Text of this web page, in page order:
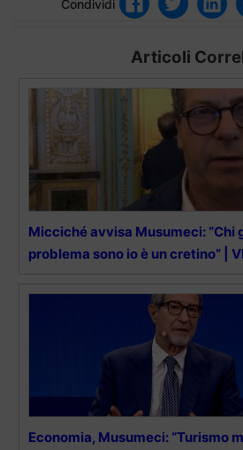
Condividi
Articoli
Micciché avvisa Musumeci: “Chi
problema sono io è un cretino” |
Economia, Musumeci: “Turismo